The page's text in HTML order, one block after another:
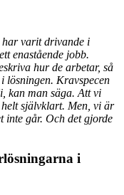
har varit drivande i
enastående jobb.
hur de arbetar, så
lösningen. Kravspecen
kan man säga. Att vi
självklart. Men, vi är
inte går. Och det gjorde
i